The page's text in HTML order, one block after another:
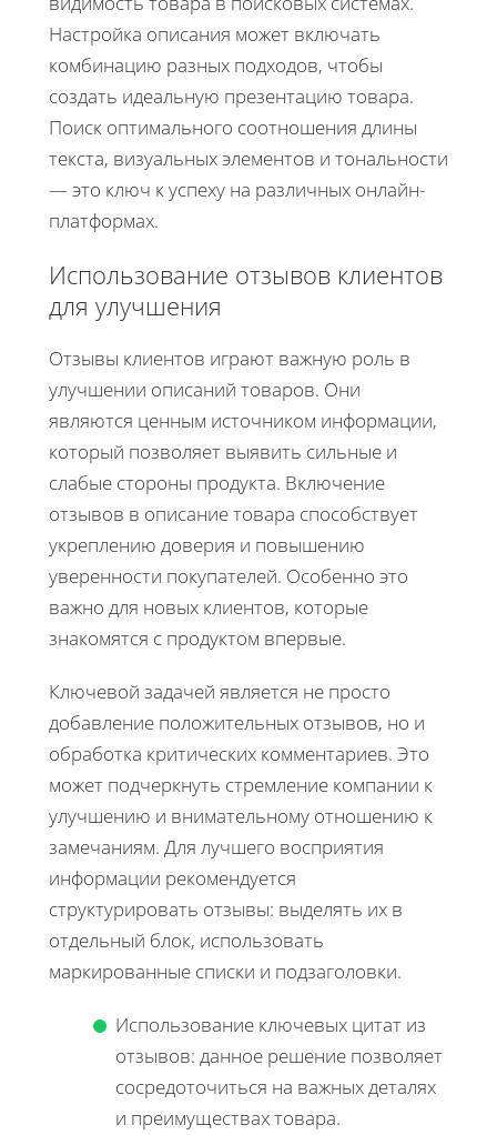
Настройка описания может включать
комбинацию разных подходов, чтобы
создать идеальную презентацию товара.
Поиск оптимального соотношения длины
текста, визуальных элементов и тональности
— это ключ к успеху на различных онлайн-
платформах.
Использование отзывов клиентов
для улучшения
Отзывы клиентов играют важную роль в
улучшении описаний товаров. Они
являются ценным источником информации,
который позволяет выявить сильные и
слабые стороны продукта. Включение
отзывов в описание товара способствует
укреплению доверия и повышению
уверенности покупателей. Особенно это
важно для новых клиентов, которые
знакомятся с продуктом впервые.
Ключевой задачей является не просто
добавление положительных отзывов, но и
обработка критических комментариев. Это
может подчеркнуть стремление компании к
улучшению и внимательному отношению к
замечаниям. Для лучшего восприятия
информации рекомендуется
структурировать отзывы: выделять их в
отдельный блок, использовать
маркированные списки и подзаголовки.
Использование ключевых цитат из
отзывов: данное решение позволяет
сосредоточиться на важных деталях
и преимуществах товара.